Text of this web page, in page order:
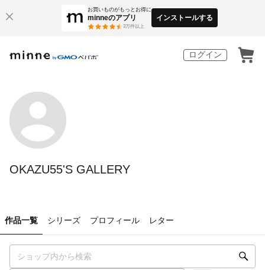
お買いものがもっとお得に
minneのアプリ
3万件以上
インストールする
ログイン
OKAZU55'S GALLERY
作品一覧 シリーズ プロフィール レター